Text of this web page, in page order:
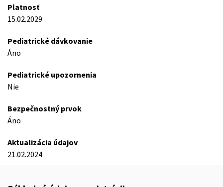
Platnosť
15.02.2029
Pediatrické dávkovanie
Áno
Pediatrické upozornenia
Nie
Bezpečnostný prvok
Áno
Aktualizácia údajov
21.02.2024